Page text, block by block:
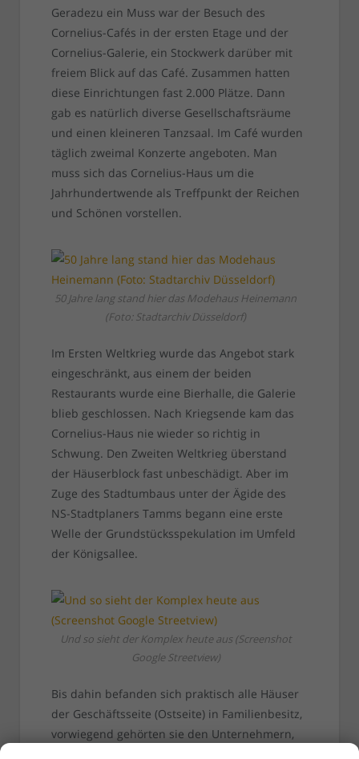
Geradezu ein Muss war der Besuch des
Cornelius-Cafés in der ersten Etage und der
Cornelius-Galerie, ein Stockwerk darüber mit
freiem Blick auf das Café. Zusammen hatten
diese Einrichtungen fast 2.000 Plätze. Dann
gab es natürlich diverse Gesellschaftsräume
und einen kleineren Tanzsaal. Im Café wurden
täglich zweimal Konzerte angeboten. Man
muss sich das Cornelius-Haus um die
Jahrhundertwende als Treffpunkt der Reichen
und Schönen vorstellen.
50 Jahre lang stand hier das Modehaus Heinemann
(Foto: Stadtarchiv Düsseldorf)
Im Ersten Weltkrieg wurde das Angebot stark
eingeschränkt, aus einem der beiden
Restaurants wurde eine Bierhalle, die Galerie
blieb geschlossen. Nach Kriegsende kam das
Cornelius-Haus nie wieder so richtig in
Schwung. Den Zweiten Weltkrieg überstand
der Häuserblock fast unbeschädigt. Aber im
Zuge des Stadtumbaus unter der Ägide des
NS-Stadtplaners Tamms begann eine erste
Welle der Grundstücksspekulation im Umfeld
der Königsallee.
Und so sieht der Komplex heute aus (Screenshot
Google Streetview)
Bis dahin befanden sich praktisch alle Häuser
der Geschäftsseite (Ostseite) in Familienbesitz,
vorwiegend gehörten sie den Unternehmern,